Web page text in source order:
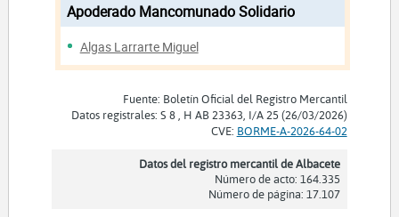
Apoderado Mancomunado Solidario
Algas Larrarte Miguel
Fuente: Boletín Oficial del Registro Mercantil
Datos registrales: S 8 , H AB 23363, I/A 25 (26/03/2026)
CVE: BORME-A-2026-64-02
Datos del registro mercantil de Albacete
Número de acto: 164.335
Número de página: 17.107